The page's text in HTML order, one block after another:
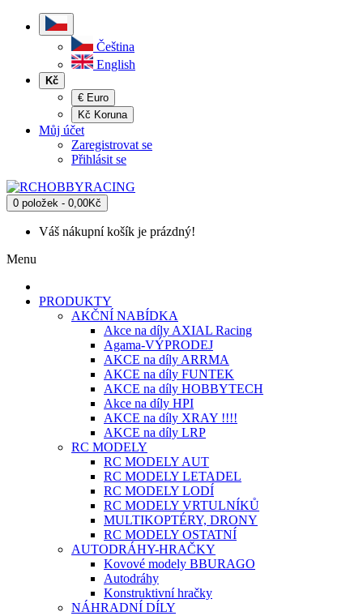
Čeština
English
Kč
€ Euro
Kč Koruna
Můj účet
Zaregistrovat se
Přihlásit se
0 položek - 0,00Kč
Váš nákupní košík je prázdný!
Menu
PRODUKTY
AKČNÍ NABÍDKA
Akce na díly AXIAL Racing
Agama-VÝPRODEJ
AKCE na díly ARRMA
AKCE na díly FUNTEK
AKCE na díly HOBBYTECH
Akce na díly HPI
AKCE na díly XRAY !!!!
AKCE na díly LRP
RC MODELY
RC MODELY AUT
RC MODELY LETADEL
RC MODELY LODÍ
RC MODELY VRTULNÍKŮ
MULTIKOPTÉRY, DRONY
RC MODELY OSTATNÍ
AUTODRÁHY-HRAČKY
Kovové modely BBURAGO
Autodráhy
Konstruktivní hračky
NÁHRADNÍ DÍLY